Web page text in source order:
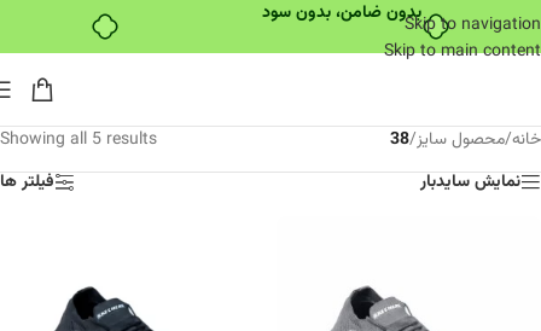
بدون ضامن، بدون سودSkip to navigation
Skip to main content
خانه/محصول سایز/
38
Showing all 5 results
نمایش سایدبار
فیلتر ها